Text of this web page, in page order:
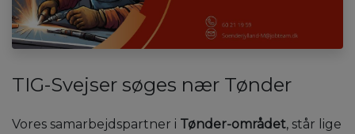
TIG-Svejser søges nær Tønder
Vores samarbejdspartner i Tønder-området, står lige